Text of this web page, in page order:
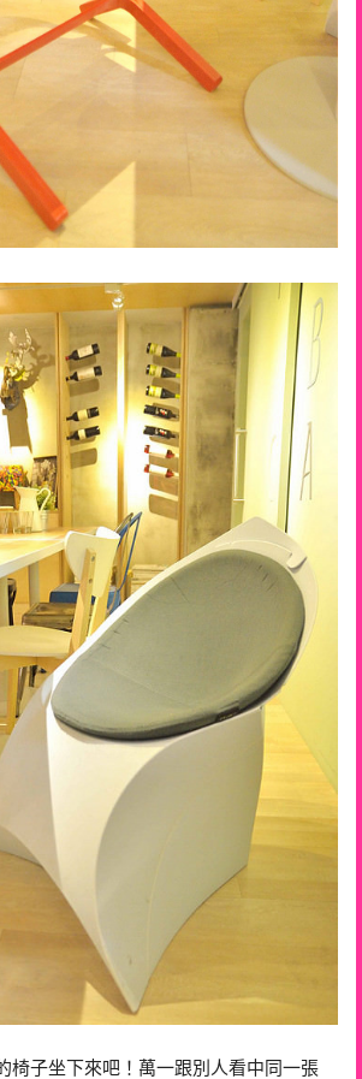
椅子坐下來吧！萬一跟別人看中同一張